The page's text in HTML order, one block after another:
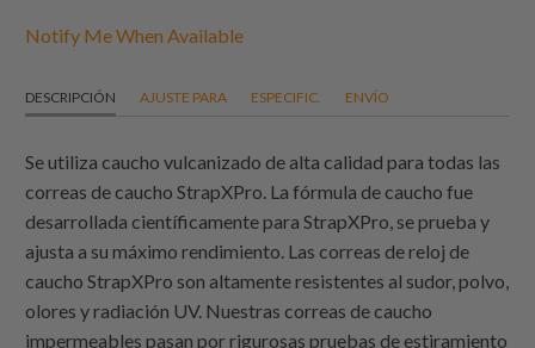
Notify Me When Available
DESCRIPCIÓN AJUSTE PARA ESPECIFIC. ENVÍO
Se utiliza caucho vulcanizado de alta calidad para todas las
correas de caucho StrapXPro. La fórmula de caucho fue
desarrollada científicamente para StrapXPro, se prueba y
ajusta a su máximo rendimiento. Las correas de reloj de
caucho StrapXPro son altamente resistentes al sudor, polvo,
olores y radiación UV. Nuestras correas de caucho
impermeables pasan por rigurosas pruebas de estiramiento